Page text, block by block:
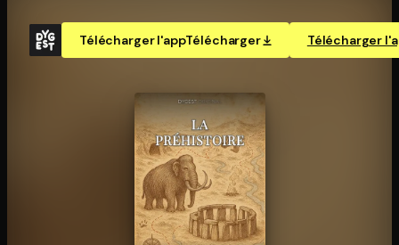
Télécharger l'appTélécharger Télécharger